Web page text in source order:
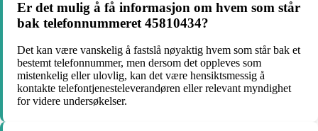
Er det mulig å få informasjon om hvem som står
bak telefonnummeret 45810434?
Det kan være vanskelig å fastslå nøyaktig hvem som står bak et
bestemt telefonnummer, men dersom det oppleves som
mistenkelig eller ulovlig, kan det være hensiktsmessig å
kontakte telefontjenesteleverandøren eller relevant myndighet
for videre undersøkelser.